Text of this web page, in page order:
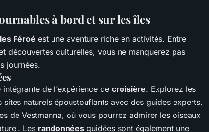
à bord et sur les îles
Féroé est une aventure riche en activités. Entre
découvertes culturelles, vous ne manquerez pas
journées.
de l’expérience de croisière. Explorez les
sites naturels époustouflants avec des guides experts.
de Vestmanna, où vous pourrez admirer les oiseaux
Les randonnées guidées sont également une